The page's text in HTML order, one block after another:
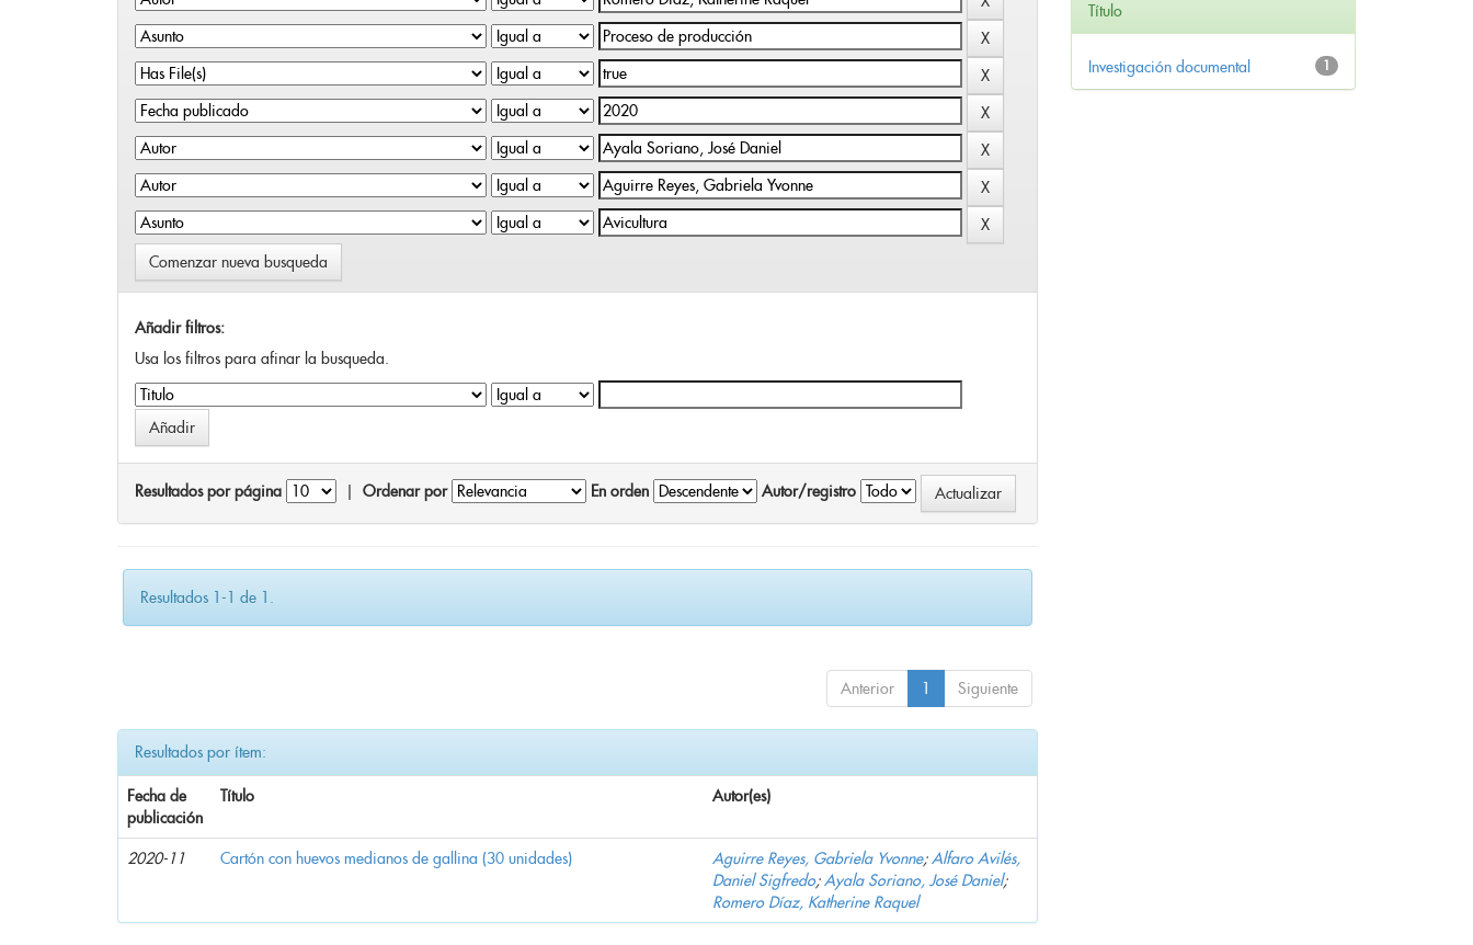
Comenzar nueva busqueda
Añadir filtros:
Usa los filtros para afinar la busqueda.
Resultados por página Ordenar por En orden Autor/registro
Resultados 1-1 de 1.
Anterior 1 Siguiente
Resultados por ítem:
Fecha de
publicación
Título Autor(es)
2020-11 Cartón con huevos medianos de gallina (30 unidades) Aguirre Reyes, Gabriela Yvonne;Alfaro Avilés,
Daniel Sigfredo;Ayala Soriano, José Daniel;
Romero Díaz, Katherine Raquel
Título
1
Investigación documental